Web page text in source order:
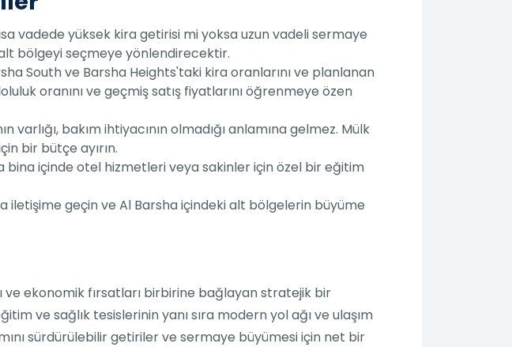
vadede yüksek kira getirisi mi yoksa uzun vadeli sermaye
bölgeyi seçmeye yönlendirecektir.
South ve Barsha Heights'taki kira oranlarını ve planlanan
oranını ve geçmiş satış fiyatlarını öğrenmeye özen
varlığı, bakım ihtiyacının olmadığı anlamına gelmez. Mülk
bir bütçe ayırın.
içinde otel hizmetleri veya sakinler için özel bir eğitim
iletişime geçin ve Al Barsha içindeki alt bölgelerin büyüme
ekonomik fırsatları birbirine bağlayan stratejik bir
ve sağlık tesislerinin yanı sıra modern yol ağı ve ulaşım
sürdürülebilir getiriler ve sermaye büyümesi için net bir